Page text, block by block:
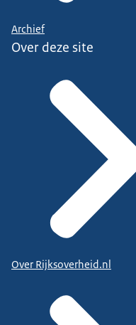
Archief
Over deze site
Over Rijksoverheid.nl